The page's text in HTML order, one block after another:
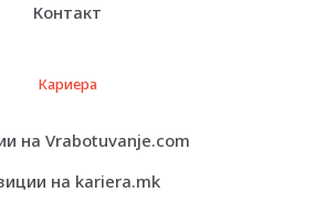
Контакт
Кариера
на Vrabotuvanje.com
на kariera.mk